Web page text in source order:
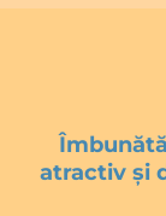
atractiv și